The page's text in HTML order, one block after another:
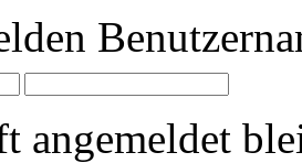
angemeldet